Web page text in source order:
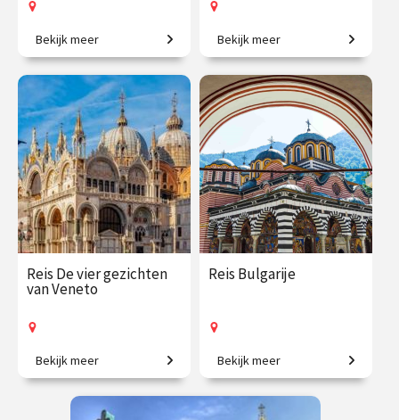
6-daagse vliegreis o.l.v.
Robert-Jan Muller.
€ 2290.00
vanaf 21
dec.
Op locatie
Bekijk meer
4-daagse treinreis o.l.v.
Frederike Upmeijer.
€ 1195.00
vanaf 20
jan.
Op locatie
Bekijk meer
Reis De vier gezichten
van Veneto
6-daagse reis o.l.v. Aldwin
Kroeze.
Bekijk meer
Reis Bulgarije
11-daagse reis o.l.v. Karin
Braamhorst.
Bekijk meer